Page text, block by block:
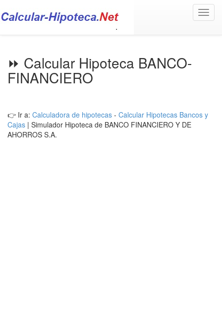
⏩ Calcular Hipoteca BANCO-
FINANCIERO
👉 Ir a: Calculadora de hipotecas - Calcular Hipotecas Bancos y
Cajas | Simulador Hipoteca de BANCO FINANCIERO Y DE
AHORROS S.A.